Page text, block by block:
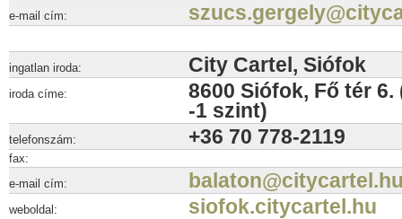
e-mail cím:
ingatlan iroda: City Cartel, Siófok
iroda címe:
8600 Siófok, Fő tér 6.
-1 szint)
telefonszám: +36 70 778-2119
fax:
e-mail cím:
weboldal:
siofok.citycartel.hu